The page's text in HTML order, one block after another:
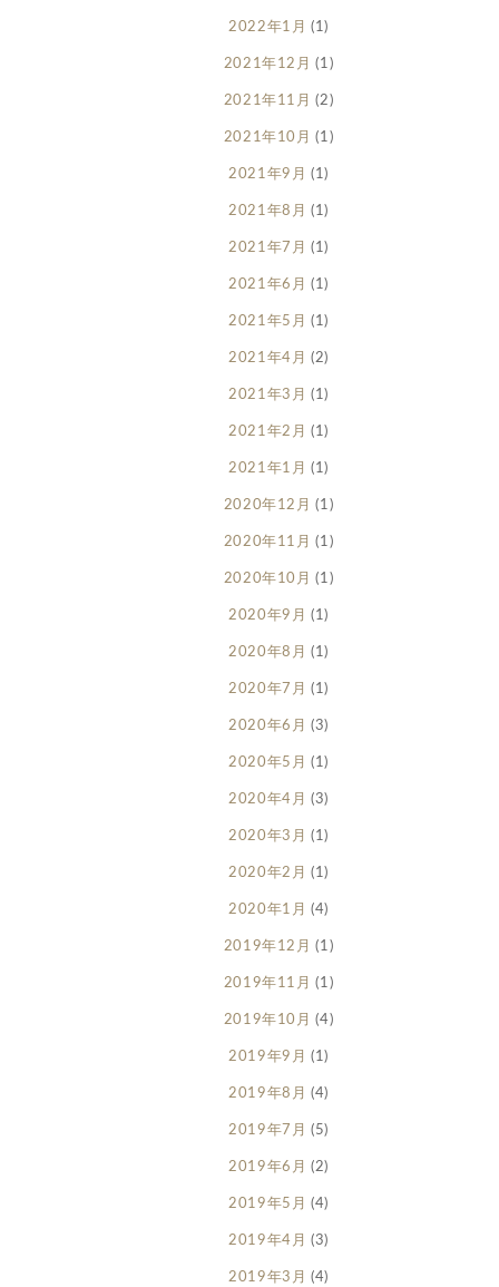
2022年1月 (1)
2021年12月 (1)
2021年11月 (2)
2021年10月 (1)
2021年9月 (1)
2021年8月 (1)
2021年7月 (1)
2021年6月 (1)
2021年5月 (1)
2021年4月 (2)
2021年3月 (1)
2021年2月 (1)
2021年1月 (1)
2020年12月 (1)
2020年11月 (1)
2020年10月 (1)
2020年9月 (1)
2020年8月 (1)
2020年7月 (1)
2020年6月 (3)
2020年5月 (1)
2020年4月 (3)
2020年3月 (1)
2020年2月 (1)
2020年1月 (4)
2019年12月 (1)
2019年11月 (1)
2019年10月 (4)
2019年9月 (1)
2019年8月 (4)
2019年7月 (5)
2019年6月 (2)
2019年5月 (4)
2019年4月 (3)
2019年3月 (4)